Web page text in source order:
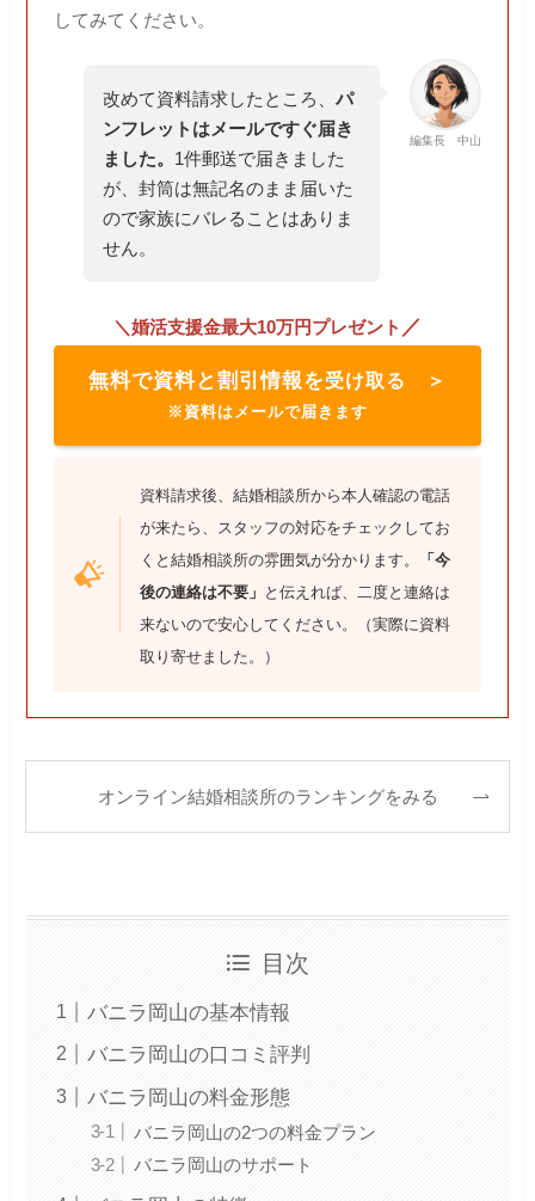
してみてください。
編集長 中山
改めて資料請求したところ、 パ
ンフレットはメールですぐ届き
ました。 1件郵送で届きました
が、封筒は無記名のまま届いた
ので家族にバレることはありま
せん。
＼婚活支援金最大10万円プレゼント ／
無料で資料と割引情報を受け取る ＞
※資料はメールで届きます
資料請求後、結婚相談所から本人確認の電話
が来たら、スタッフの対応をチェックしてお
くと結婚相談所の雰囲気が分かります。
「今
後の連絡は不要」 と伝えれば、二度と連絡は
来ないので安心してください。（実際に資料
取り寄せました。）
オンライン結婚相談所のランキングをみる
目次
バニラ岡山の基本情報
バニラ岡山の口コミ評判
バニラ岡山の料金形態
バニラ岡山の2つの料金プラン
バニラ岡山のサポート